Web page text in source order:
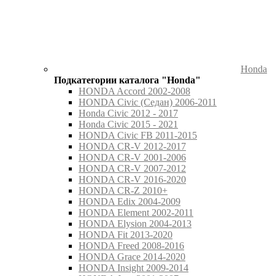
Honda
Подкатегории каталога "Honda"
HONDA Accord 2002-2008
HONDA Civic (Седан) 2006-2011
Honda Civic 2012 - 2017
Honda Civic 2015 - 2021
HONDA Civic FB 2011-2015
HONDA CR-V 2012-2017
HONDA CR-V 2001-2006
HONDA CR-V 2007-2012
HONDA CR-V 2016-2020
HONDA CR-Z 2010+
HONDA Edix 2004-2009
HONDA Element 2002-2011
HONDA Elysion 2004-2013
HONDA Fit 2013-2020
HONDA Freed 2008-2016
HONDA Grace 2014-2020
HONDA Insight 2009-2014